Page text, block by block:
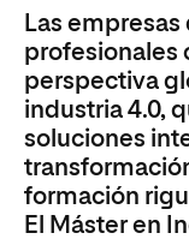
Las
profesionales
perspectiva
industria 4.0,
soluciones
formación
El Máster en